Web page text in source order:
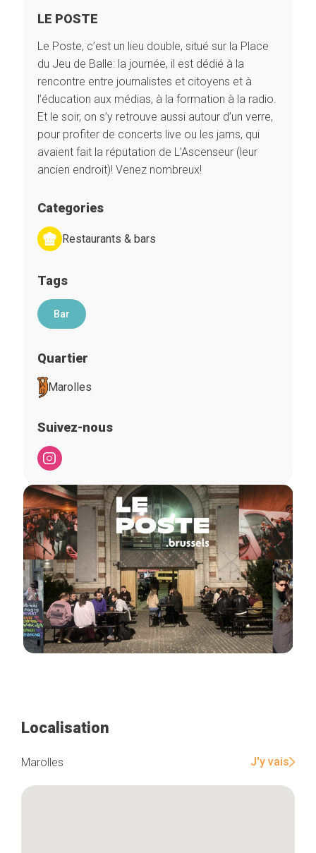
LE POSTE
Le Poste, c’est un lieu double, situé sur la Place
du Jeu de Balle: la journée, il est dédié à la
rencontre entre journalistes et citoyens et à
l’éducation aux médias, à la formation à la radio.
Et le soir, on s’y retrouve aussi autour d’un verre,
pour profiter de concerts live ou les jams, qui
avaient fait la réputation de L’Ascenseur (leur
ancien endroit)! Venez nombreux!
Categories
Restaurants & bars
Tags
Bar
Quartier
Marolles
Suivez-nous
Localisation
Marolles J'y vais